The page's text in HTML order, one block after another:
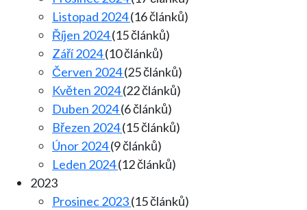
Listopad 2024(16 článků)
Říjen 2024(15 článků)
Září 2024(10 článků)
Červen 2024(25 článků)
Květen 2024(22 článků)
Duben 2024(6 článků)
Březen 2024(15 článků)
Únor 2024(9 článků)
Leden 2024(12 článků)
2023
Prosinec 2023(15 článků)